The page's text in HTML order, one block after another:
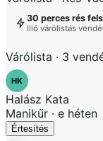
30 perces rés
Illő várólistás
Várólista · 3
HK
Halász Kata
Manikűr · e héten
Értesítés